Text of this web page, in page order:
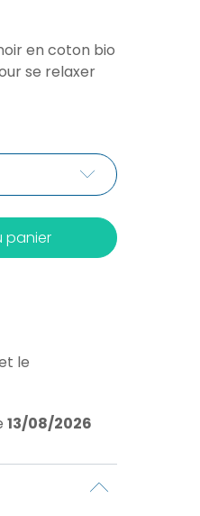
en coton bio
se relaxer
panier
le
13/08/2026